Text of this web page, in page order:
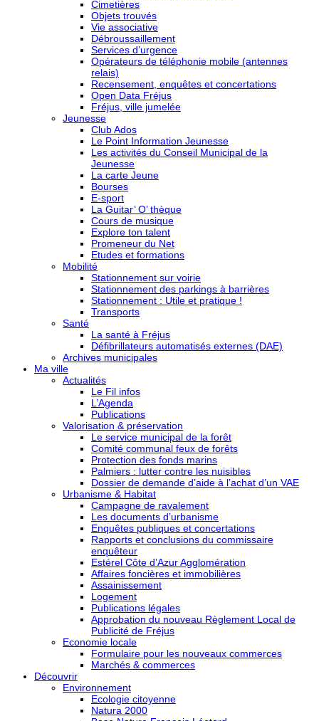
Cimetières
Objets trouvés
Vie associative
Débroussaillement
Services d’urgence
Opérateurs de téléphonie mobile (antennes
relais)
Recensement, enquêtes et concertations
Open Data Fréjus
Fréjus, ville jumelée
Jeunesse
Club Ados
Le Point Information Jeunesse
Les activités du Conseil Municipal de la
Jeunesse
La carte Jeune
Bourses
E-sport
La Guitar’ O’ thèque
Cours de musique
Explore ton talent
Promeneur du Net
Etudes et formations
Mobilité
Stationnement sur voirie
Stationnement des parkings à barrières
Stationnement : Utile et pratique !
Transports
Santé
La santé à Fréjus
Défibrillateurs automatisés externes (DAE)
Archives municipales
Ma ville
Actualités
Le Fil infos
L’Agenda
Publications
Valorisation & préservation
Le service municipal de la forêt
Comité communal feux de forêts
Protection des fonds marins
Palmiers : lutter contre les nuisibles
Dossier de demande d’aide à l’achat d’un VAE
Urbanisme & Habitat
Campagne de ravalement
Les documents d’urbanisme
Enquêtes publiques et concertations
Rapports et conclusions du commissaire
enquêteur
Estérel Côte d’Azur Agglomération
Affaires foncières et immobilières
Assainissement
Logement
Publications légales
Approbation du nouveau Règlement Local de
Publicité de Fréjus
Economie locale
Formulaire pour les nouveaux commerces
Marchés & commerces
Découvrir
Environnement
Ecologie citoyenne
Natura 2000